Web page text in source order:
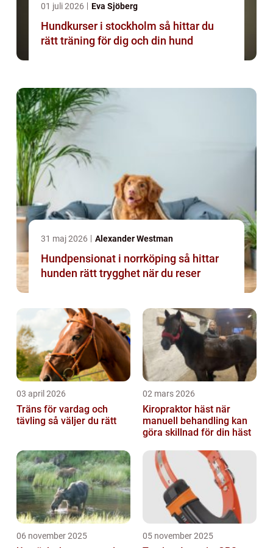
01 juli 2026 Eva Sjöberg
Hundkurser i stockholm så hittar du
rätt träning för dig och din hund
31 maj 2026 Alexander Westman
Hundpensionat i norrköping så hittar
hunden rätt trygghet när du reser
03 april 2026
Träns för vardag och
tävling så väljer du rätt
02 mars 2026
Kiropraktor häst när
manuell behandling kan
göra skillnad för din häst
06 november 2025 05 november 2025